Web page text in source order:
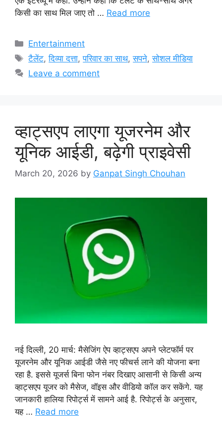
किसी का साथ मिल जाए तो … Read more
Categories
Entertainment
Tags
टैलेंट,दिव्या दत्ता,परिवार का साथ,सपने,सोशल मीडिया
Leave a comment
व्हाट्सएप लाएगा यूजरनेम और
यूनिक आईडी, बढ़ेगी प्राइवेसी
March 20, 2026 by Ganpat Singh Chouhan
नई दिल्ली, 20 मार्च: मैसेजिंग ऐप व्हाट्सएप अपने प्लेटफॉर्म पर
यूजरनेम और यूनिक आईडी जैसे नए फीचर्स लाने की योजना बना
रहा है. इससे यूजर्स बिना फोन नंबर दिखाए आसानी से किसी अन्य
व्हाट्सएप यूजर को मैसेज, वॉइस और वीडियो कॉल कर सकेंगे. यह
जानकारी हालिया रिपोर्ट्स में सामने आई है. रिपोर्ट्स के अनुसार,
यह … Read more